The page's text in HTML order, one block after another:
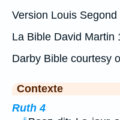
Version Louis Segond
La Bible David Martin
Darby Bible courtesy
Contexte
Ruth 4